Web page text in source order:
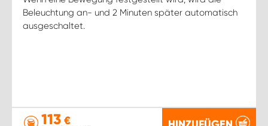
Beleuchtung an- und 2 Minuten später automatisch
ausgeschaltet.
113 €